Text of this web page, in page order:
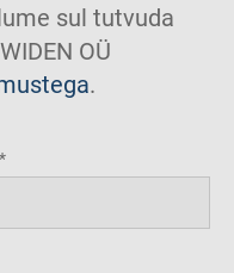
sul tutvuda
OÜ
.